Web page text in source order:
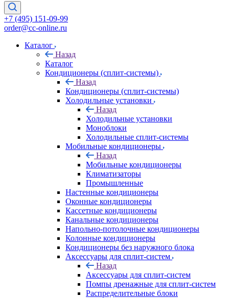
+7 (495) 151-09-99
order@cc-online.ru
Каталог
Назад
Каталог
Кондиционеры (сплит-системы)
Назад
Кондиционеры (сплит-системы)
Холодильные установки
Назад
Холодильные установки
Моноблоки
Холодильные сплит-системы
Мобильные кондиционеры
Назад
Мобильные кондиционеры
Климатизаторы
Промышленные
Настенные кондиционеры
Оконные кондиционеры
Кассетные кондиционеры
Канальные кондиционеры
Напольно-потолочные кондиционеры
Колонные кондиционеры
Кондиционеры без наружного блока
Аксессуары для сплит-систем
Назад
Аксессуары для сплит-систем
Помпы дренажные для сплит-систем
Распределительные блоки